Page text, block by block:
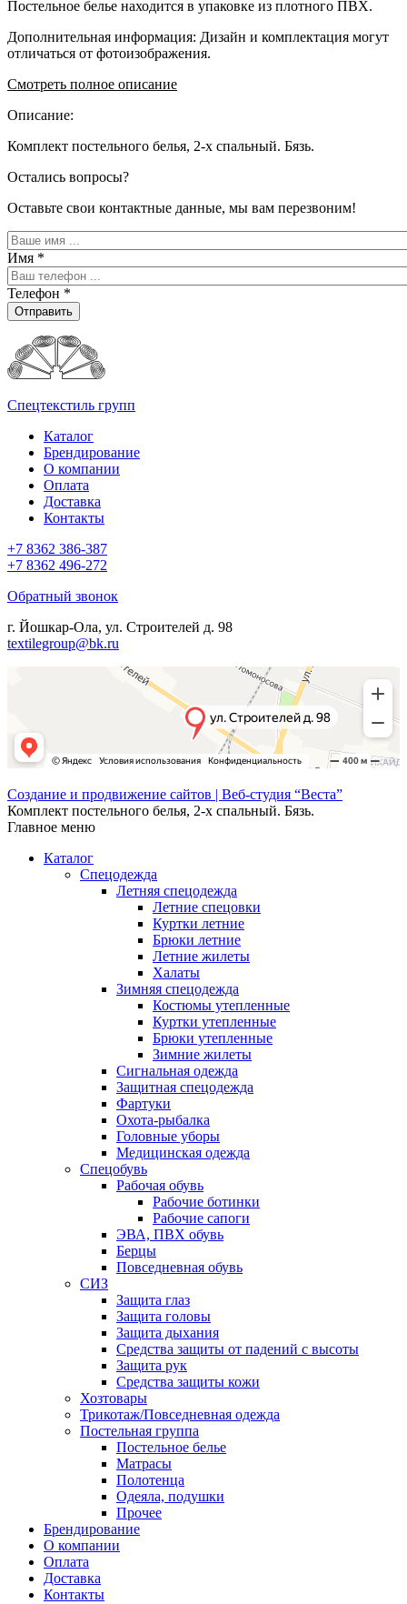
Постельное белье находится в упаковке из плотного ПВХ.
Дополнительная информация: Дизайн и комплектация могут
отличаться от фотоизображения.
Смотреть полное описание
Описание:
Комплект постельного белья, 2-x спальный. Бязь.
Остались вопросы?
Оставьте свои контактные данные, мы вам перезвоним!
Имя *
Телефон *
Отправить
Спецтекстиль групп
Каталог
Брендирование
О компании
Оплата
Доставка
Контакты
+7 8362 386-387
+7 8362 496-272
Обратный звонок
г. Йошкар-Ола, ул. Строителей д. 98
textilegroup@bk.ru
Создание и продвижение сайтов | Веб-студия “Веста”
Комплект постельного белья, 2-x спальный. Бязь.
Главное меню
Каталог
Спецодежда
Летняя спецодежда
Летние спецовки
Куртки летние
Брюки летние
Летние жилеты
Халаты
Зимняя спецодежда
Костюмы утепленные
Куртки утепленные
Брюки утепленные
Зимние жилеты
Сигнальная одежда
Защитная спецодежда
Фартуки
Охота-рыбалка
Головные уборы
Медицинская одежда
Спецобувь
Рабочая обувь
Рабочие ботинки
Рабочие сапоги
ЭВА, ПВХ обувь
Берцы
Повседневная обувь
СИЗ
Защита глаз
Защита головы
Защита дыхания
Средства защиты от падений с высоты
Защита рук
Средства защиты кожи
Хозтовары
Трикотаж/Повседневная одежда
Постельная группа
Постельное белье
Матрасы
Полотенца
Одеяла, подушки
Прочее
Брендирование
О компании
Оплата
Доставка
Контакты